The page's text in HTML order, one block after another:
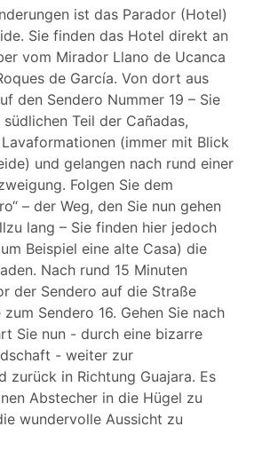
ist das Parador (Hotel)
Sie finden das Hotel direkt an
vom Mirador Llano de Ucanca
de García. Von dort aus
den Sendero Nummer 19 – Sie
Teil der Cañadas,
(immer mit Blick
und gelangen nach rund einer
Folgen Sie dem
– der Weg, den Sie nun gehen
lang – Sie finden hier jedoch
Beispiel eine alte Casa) die
Nach rund 15 Minuten
der Sendero auf die Straße
Sendero 16. Gehen Sie nach
Sie nun - durch eine bizarre
- weiter zur
zurück in Richtung Guajara. Es
Abstecher in die Hügel zu
wundervolle Aussicht zu